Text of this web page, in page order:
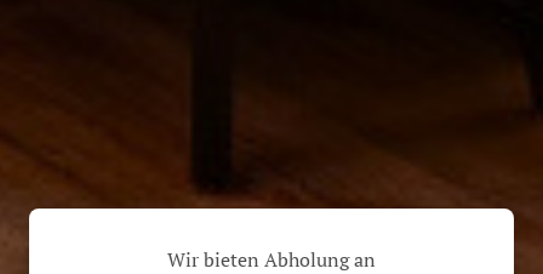
Wir bieten Abholung an